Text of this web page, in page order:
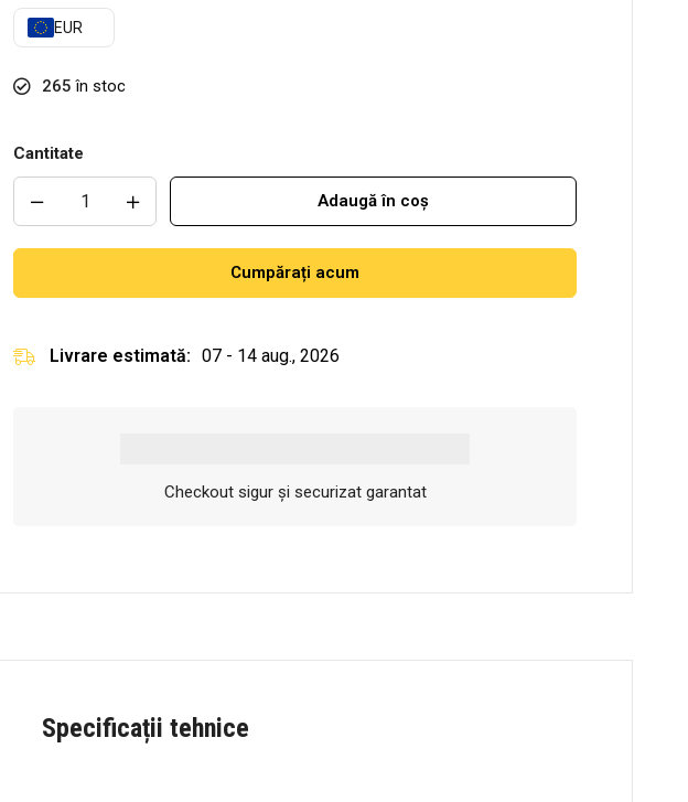
EUR
265 în stoc
Cantitate
Adaugă în coș
Cumpărați acum
Livrare estimată: 07 - 14 aug., 2026
Checkout sigur și securizat garantat
Specificații tehnice